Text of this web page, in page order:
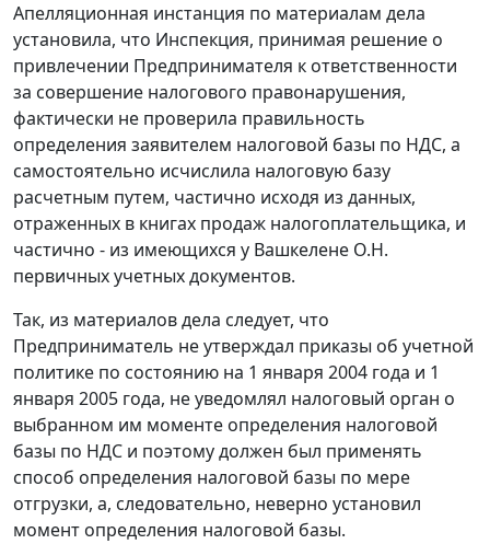
Апелляционная инстанция по материалам дела
установила, что Инспекция, принимая решение о
привлечении Предпринимателя к ответственности
за совершение налогового правонарушения,
фактически не проверила правильность
определения заявителем налоговой базы по НДС, а
самостоятельно исчислила налоговую базу
расчетным путем, частично исходя из данных,
отраженных в книгах продаж налогоплательщика, и
частично - из имеющихся у Вашкелене О.Н.
первичных учетных документов.
Так, из материалов дела следует, что
Предприниматель не утверждал приказы об учетной
политике по состоянию на 1 января 2004 года и 1
января 2005 года, не уведомлял налоговый орган о
выбранном им моменте определения налоговой
базы по НДС и поэтому должен был применять
способ определения налоговой базы по мере
отгрузки, а, следовательно, неверно установил
момент определения налоговой базы.